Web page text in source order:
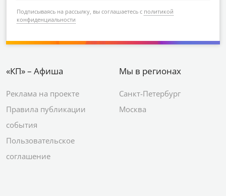
Подписываясь на рассылку, вы соглашаетесь с политикой
конфиденциальности
«КП» – Афиша
Реклама на проекте
Правила публикации
события
Пользовательское
соглашение
Мы в регионах
Санкт-Петербург
Москва